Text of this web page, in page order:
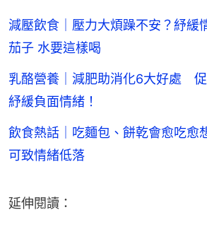
減壓飲食｜壓力大煩躁不安？紓緩
茄子 水要這樣喝
乳酪營養｜減肥助消化6大好處
紓緩負面情緒！
飲食熱話｜吃麵包、餅乾會愈吃愈
可致情緒低落
延伸閱讀：